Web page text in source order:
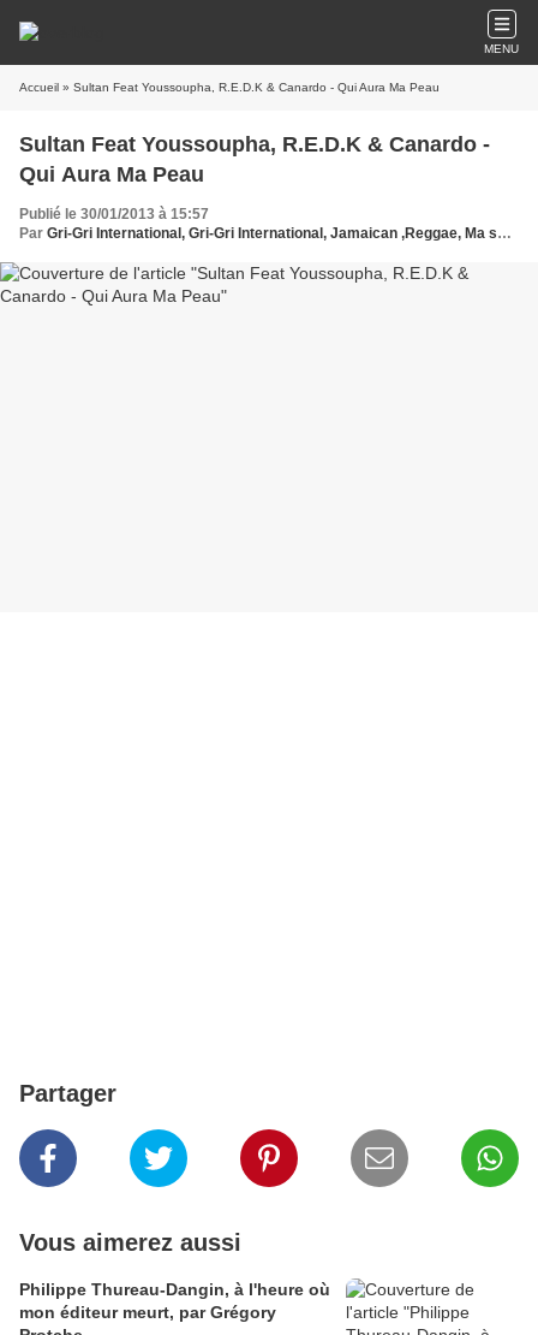
MENU
Accueil » Sultan Feat Youssoupha, R.E.D.K & Canardo - Qui Aura Ma Peau
Sultan Feat Youssoupha, R.E.D.K & Canardo -
Qui Aura Ma Peau
Publié le 30/01/2013 à 15:57
Par Gri-Gri International, Gri-Gri International, Jamaican ,Reggae, Ma solange oussou, New York, Blues, France, Love Paris, Music, Asian Hip pop avec D-Unit (디유닛) , Sony, Sultan Feat Youssoupha, R.E.D.K & Canardo, Europe
Partager
Vous aimerez aussi
Philippe Thureau-Dangin, à l'heure où
mon éditeur meurt, par Grégory